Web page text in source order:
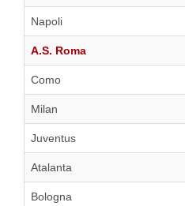
Napoli
A.S. Roma
Como
Milan
Juventus
Atalanta
Bologna